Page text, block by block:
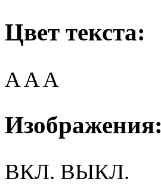
Цвет текста:
AAA
Изображения:
ВКЛ. ВЫКЛ.